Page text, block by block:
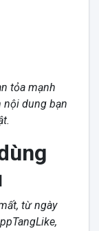
tỏa mạnh
nội dung bạn
từ ngày